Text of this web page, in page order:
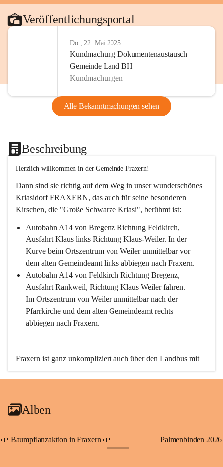
Veröffentlichungsportal
Do., 22. Mai 2025
Kundmachung Dokumentenaustausch
Gemeinde Land BH
Kundmachungen
Alle Bekanntmachungen sehen
Beschreibung
Herzlich willkommen in der Gemeinde Fraxern!
Dann sind sie richtig auf dem Weg in unser wunderschönes
Kriasidorf FRAXERN, das auch für seine besonderen
Kirschen, die "Große Schwarze Kriasi", berühmt ist:
Autobahn A14 von Bregenz Richtung Feldkirch,
Ausfahrt Klaus links Richtung Klaus-Weiler. In der
Kurve beim Ortszentrum von Weiler unmittelbar vor
dem alten Gemeindeamt links abbiegen nach Fraxern.
Autobahn A14 von Feldkirch Richtung Bregenz,
Ausfahrt Rankweil, Richtung Klaus Weiler fahren.
Im Ortszentrum von Weiler unmittelbar nach der
Pfarrkirche und dem alten Gemeindeamt rechts
abbiegen nach Fraxern.
Fraxern ist ganz unkompliziert auch über den Landbus mit
den öffentlichen Verkehrsmitteln zu erreichen. Die Linie
An Samstagen, Sonn- und Feiertagen können Sie bequem
persönlichen Linienbus zur gewünschten Zeit zu Ihrer
Haltestelle bestellen. Sowohl von Weiler kommend nach
Alben
🌱 Baumpflanzaktion in Fraxern 🌱 Palmenbinden 2026